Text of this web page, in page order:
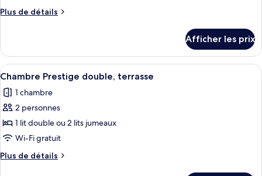
chambre :
double,
terrasse
Plus de détails
Plus
Chambre
supérieure
double,
Afficher les prix
Afficher
toutes
les
photos
pour
ce
type
de
Une chambre d’hôtel dotée d’un
4
Chambre Prestige double, terrasse
1 chambre
2 personnes
1 lit double ou 2 lits jumeaux
Wi-Fi gratuit
Plus de détails
Plus